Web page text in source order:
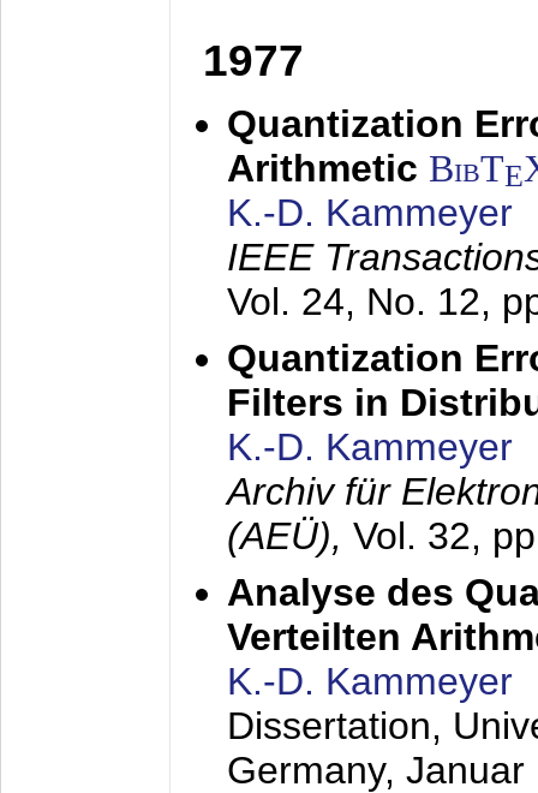
1977
Quantization
Arithmetic BibTE
K.-D. Kammeyer
IEEE
Vol. 24, No. 12,
Quantization
Filters in
K.-D. Kammeyer
Archiv für
(AEÜ), Vol. 32,
Analyse des
Verteilten
K.-D. Kammeyer
Dissertation,
Germany, Januar